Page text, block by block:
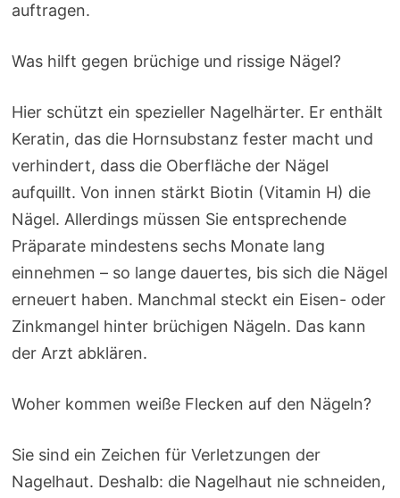
auftragen.
Was hilft gegen brüchige und rissige Nägel?
Hier schützt ein spezieller Nagelhärter. Er enthält
Keratin, das die Hornsubstanz fester macht und
verhindert, dass die Oberfläche der Nägel
aufquillt. Von innen stärkt Biotin (Vitamin H) die
Nägel. Allerdings müssen Sie entsprechende
Präparate mindestens sechs Monate lang
einnehmen – so lange dauertes, bis sich die Nägel
erneuert haben. Manchmal steckt ein Eisen- oder
Zinkmangel hinter brüchigen Nägeln. Das kann
der Arzt abklären.
Woher kommen weiße Flecken auf den Nägeln?
Sie sind ein Zeichen für Verletzungen der
Nagelhaut. Deshalb: die Nagelhaut nie schneiden,